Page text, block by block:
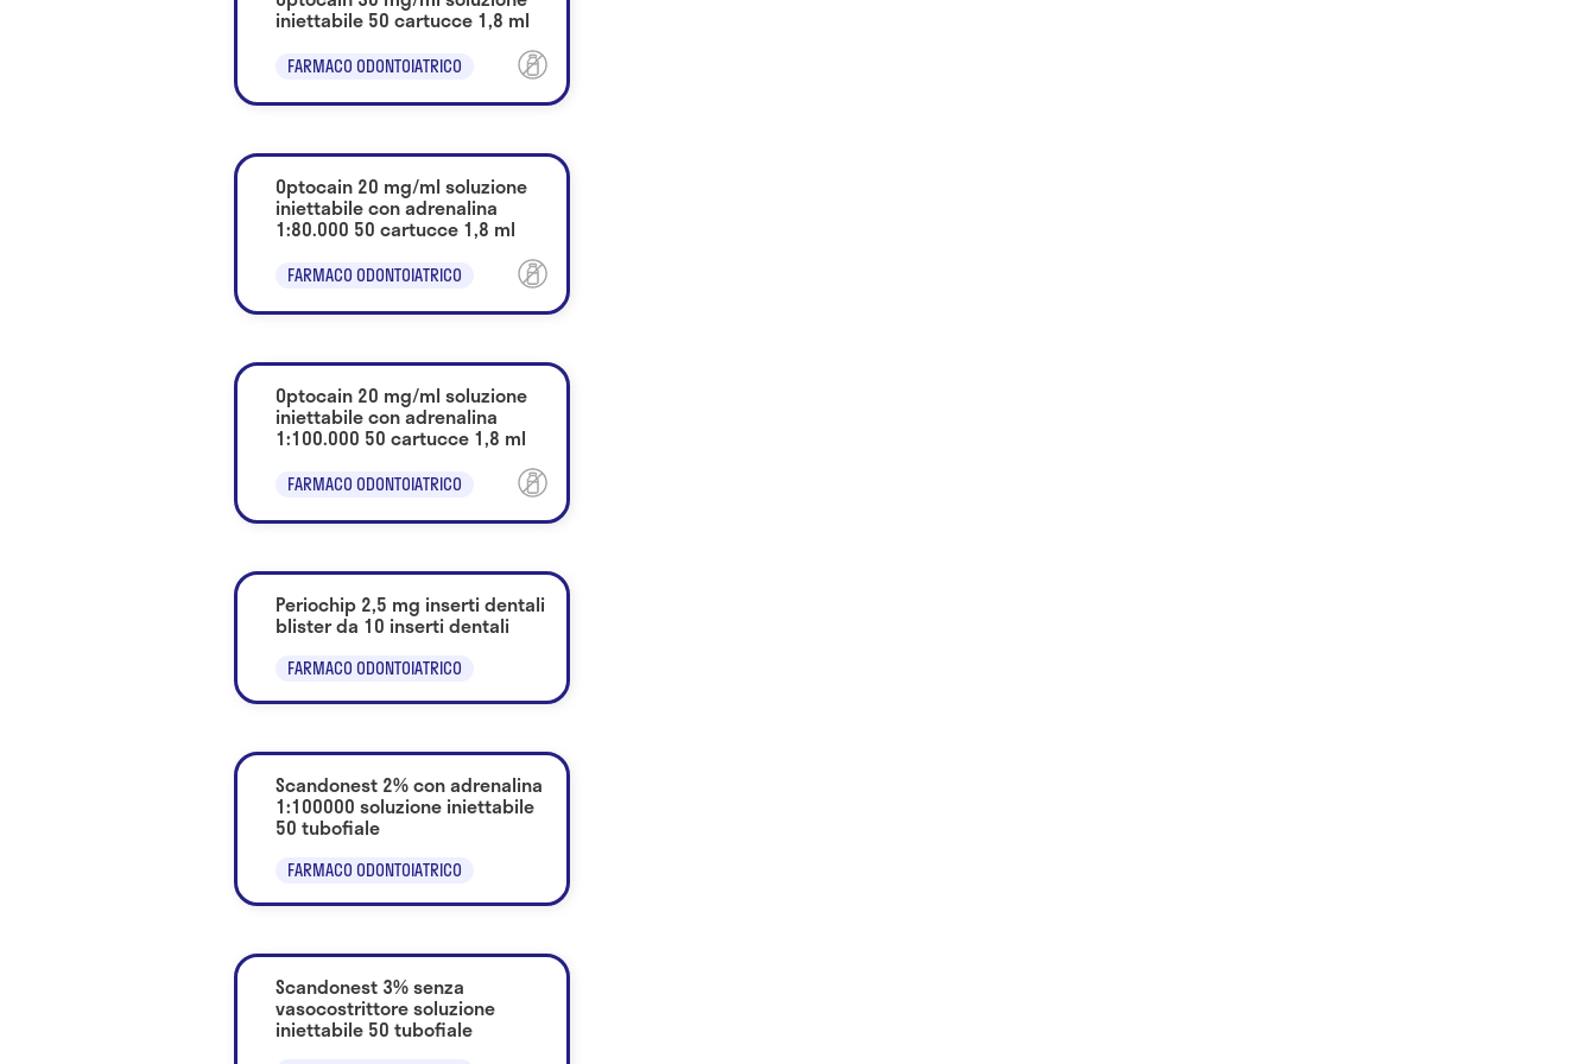
iniettabile 50 cartucce 1,8 ml
FARMACO ODONTOIATRICO
Optocain 20 mg/ml soluzione
iniettabile con adrenalina
1:80.000 50 cartucce 1,8 ml
FARMACO ODONTOIATRICO
Optocain 20 mg/ml soluzione
iniettabile con adrenalina
1:100.000 50 cartucce 1,8 ml
FARMACO ODONTOIATRICO
Periochip 2,5 mg inserti dentali
blister da 10 inserti dentali
FARMACO ODONTOIATRICO
Scandonest 2% con adrenalina
1:100000 soluzione iniettabile
50 tubofiale
FARMACO ODONTOIATRICO
Scandonest 3% senza
vasocostrittore soluzione
iniettabile 50 tubofiale